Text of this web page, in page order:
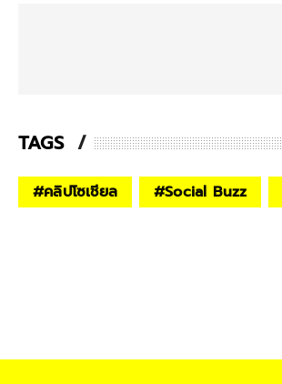
TAGS
#คลิปโซเชียล #Social Buzz